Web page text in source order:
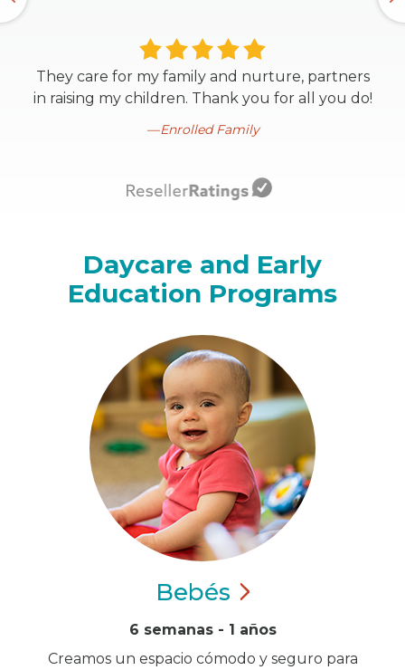
They care for my family and nurture, partners
in raising my children. Thank you for all you do!
Enrolled Family
Daycare and Early
Education Programs
Bebés
6 semanas - 1 años
Creamos un espacio cómodo y seguro para